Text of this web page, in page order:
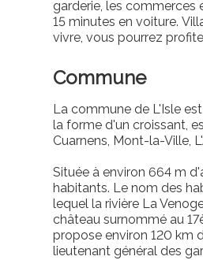
garderie, les commerces
15 minutes en voiture.
vivre, vous pourrez
Commune
La commune de L'Isle
la forme d'un croissant,
Cuarnens, Mont-la-Ville,
Située à environ 664 m
habitants. Le nom des
lequel la rivière La
château surnommé au
propose environ 120 km
lieutenant général des